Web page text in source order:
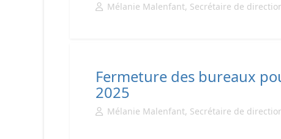
Mélanie Malenfant, Secrétaire de
Fermeture des bureaux
2025
Mélanie Malenfant, Secrétaire de